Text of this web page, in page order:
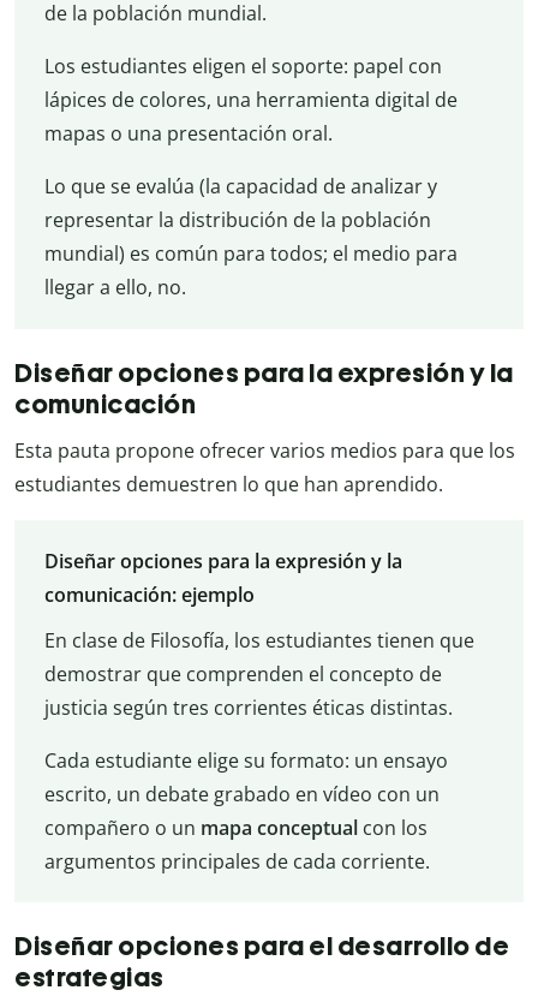
de la población mundial.
Los estudiantes eligen el soporte: papel con
lápices de colores, una herramienta digital de
mapas o una presentación oral.
Lo que se evalúa (la capacidad de analizar y
representar la distribución de la población
mundial) es común para todos; el medio para
llegar a ello, no.
Diseñar opciones para la expresión y la
comunicación
Esta pauta propone ofrecer varios medios para que los
estudiantes demuestren lo que han aprendido.
Diseñar opciones para la expresión y la
comunicación: ejemplo
En clase de Filosofía, los estudiantes tienen que
demostrar que comprenden el concepto de
justicia según tres corrientes éticas distintas.
Cada estudiante elige su formato: un ensayo
escrito, un debate grabado en vídeo con un
compañero o un mapa conceptualcon los
argumentos principales de cada corriente.
Diseñar opciones para el desarrollo de
estrategias